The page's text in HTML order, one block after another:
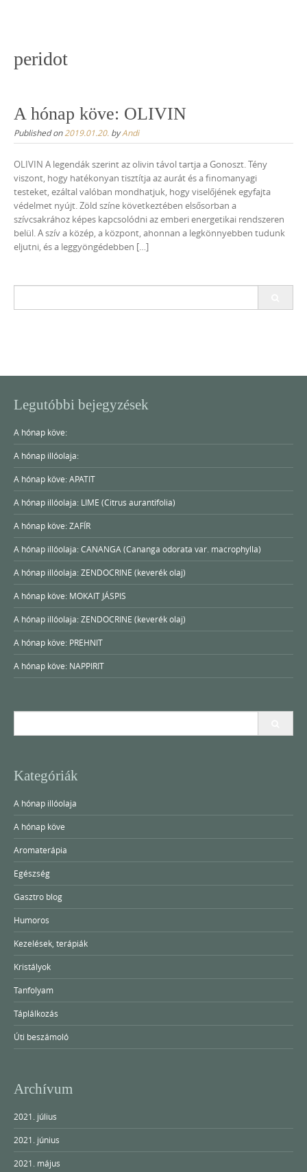
peridot
A hónap köve: OLIVIN
Published on2019.01.20. byAndi
OLIVIN A legendák szerint az olivin távol tartja a Gonoszt. Tény
viszont, hogy hatékonyan tisztítja az aurát és a finomanyagi
testeket, ezáltal valóban mondhatjuk, hogy viselőjének egyfajta
védelmet nyújt. Zöld színe következtében elsősorban a
szívcsakrához képes kapcsolódni az emberi energetikai rendszeren
belül. A szív a közép, a központ, ahonnan a legkönnyebben tudunk
eljutni, és a leggyöngédebben […]
Legutóbbi bejegyzések
A hónap köve:
A hónap illóolaja:
A hónap köve: APATIT
A hónap illóolaja: LIME (Citrus aurantifolia)
A hónap köve: ZAFÍR
A hónap illóolaja: CANANGA (Cananga odorata var. macrophylla)
A hónap illóolaja: ZENDOCRINE (keverék olaj)
A hónap köve: MOKAIT JÁSPIS
A hónap illóolaja: ZENDOCRINE (keverék olaj)
A hónap köve: PREHNIT
A hónap köve: NAPPIRIT
Kategóriák
A hónap illóolaja
A hónap köve
Aromaterápia
Egészség
Gasztro blog
Humoros
Kezelések, terápiák
Kristályok
Tanfolyam
Táplálkozás
Úti beszámoló
Archívum
2021. július
2021. június
2021. május